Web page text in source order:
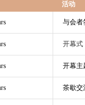
天宝：
关注中国
活动
与会者
开幕式
开幕主
茶歇交